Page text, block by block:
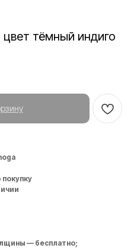
тёмный индиго
— бесплатно;